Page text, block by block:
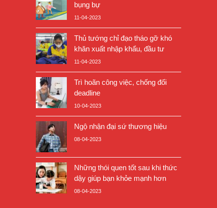
bụng bự
11-04-2023
Thủ tướng chỉ đạo tháo gỡ khó
khăn xuất nhập khẩu, đầu tư
11-04-2023
Trì hoãn công việc, chống đối
deadline
10-04-2023
Ngộ nhận đại sứ thương hiệu
08-04-2023
Những thói quen tốt sau khi thức
dậy giúp bạn khỏe mạnh hơn
08-04-2023